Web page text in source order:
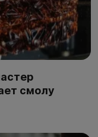
смолу